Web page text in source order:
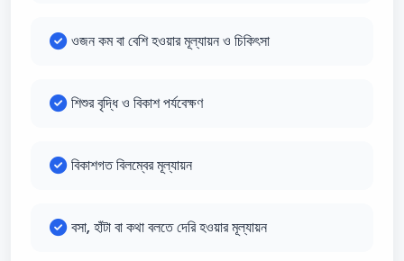
ওজন কম বা বেশি হওয়ার মূল্যায়ন ও চিকিৎসা
শিশুর বৃদ্ধি ও বিকাশ পর্যবেক্ষণ
বিকাশগত বিলম্বের মূল্যায়ন
বসা, হাঁটা বা কথা বলতে দেরি হওয়ার মূল্যায়ন